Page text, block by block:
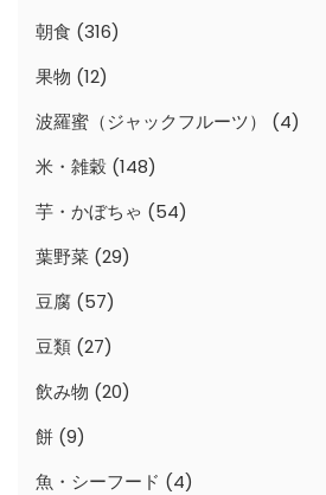
朝食 (316)
果物 (12)
波羅蜜（ジャックフルーツ）
(4)
米・雑穀 (148)
芋・かぼちゃ (54)
葉野菜 (29)
豆腐 (57)
豆類 (27)
飲み物 (20)
餅 (9)
魚・シーフード (4)